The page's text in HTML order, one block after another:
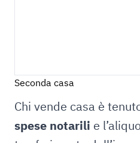
Seconda casa
Chi vende casa è
spese notarili e